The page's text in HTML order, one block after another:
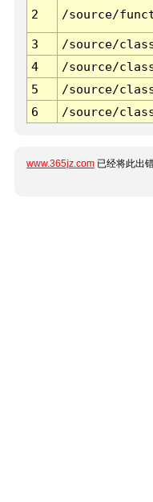
2 /source/
3 /source/
4
/source/
5
/source/
6
/source/
www.365jz.com 已经将此出